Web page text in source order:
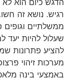
רגיש. נושא זה
ממשלתיים
שעלול להיות יעד
להציע פתרונות
מערכות זיהוי
באמצעי בינה